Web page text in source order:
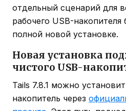
отдельный сценарий для
рабочего USB-накопителя
полной новой установке.
Новая установка
чистого USB-
Tails 7.8.1 можно
накопитель через